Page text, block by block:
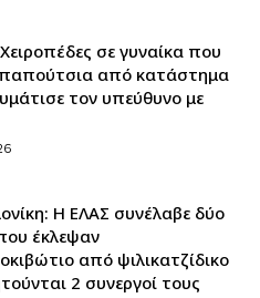
σε γυναίκα που
παπούτσια από κατάστημα
τον υπεύθυνο με
H ΕΛΑΣ συνέλαβε δύο
έκλεψαν
από ψιλικατζίδικο
2 συνεργοί τους